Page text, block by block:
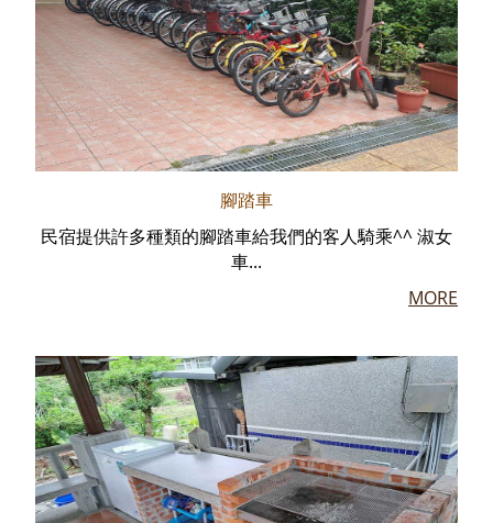
腳踏車
民宿提供許多種類的腳踏車給我們的客人騎乘^^ 淑女
車...
MORE